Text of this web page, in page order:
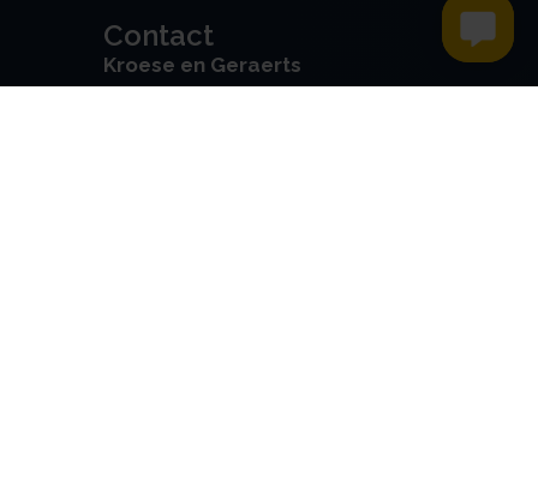
Contact
Kroese en Geraerts
Belastingadvies BV